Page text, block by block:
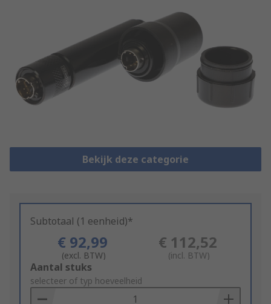
Bekijk deze categorie
Subtotaal (1 eenheid)*
€ 92,99
(excl. BTW)
€ 112,52
(incl. BTW)
Add
to
Basket
Aantal stuks
selecteer of typ hoeveelheid